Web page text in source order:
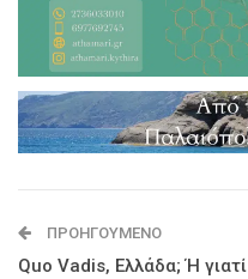
ΠΡΟΗΓΟΎΜΕΝΟ
Quo Vadis, Ελλάδα; Ή γιατί